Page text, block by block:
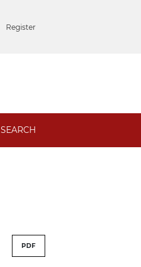
Register
SEARCH
PDF